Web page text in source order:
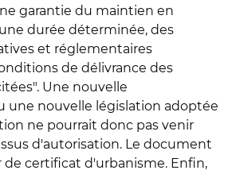
garantie du maintien en
durée déterminée, des
et réglementaires
de délivrance des
Une nouvelle
une nouvelle législation adoptée
ne pourrait donc pas venir
d'autorisation. Le document
de certificat d'urbanisme. Enfin,